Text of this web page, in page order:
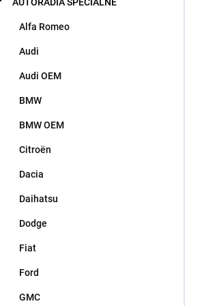
Alfa Romeo
Audi
Audi OEM
BMW
BMW OEM
Citroën
Dacia
Daihatsu
Dodge
Fiat
Ford
GMC